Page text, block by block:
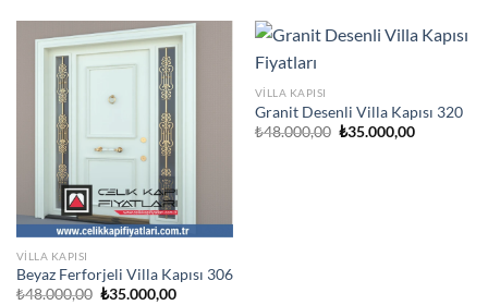
VILLA KAPISI
Beyaz Ferforjeli Villa Kapısı 306
₺48.000,00 Orijinal
₺35.000,00Şu
VILLA KAPISI
Granit Desenli Villa Kapısı 320
₺48.000,00 Orijinal
₺35.000,00Şu